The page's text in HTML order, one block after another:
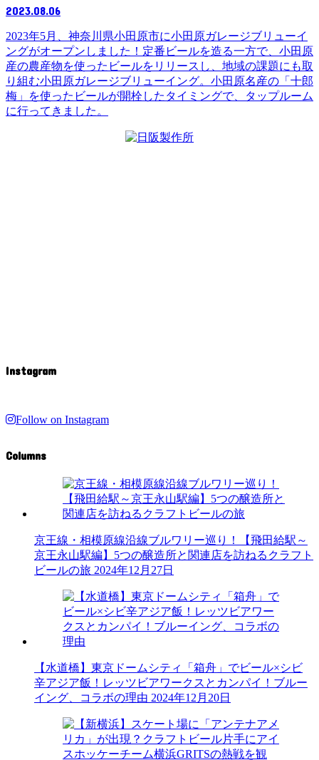
2023.08.06
2023年5月、神奈川県小田原市に小田原ガレージブリューイ
ングがオープンしました！定番ビールを造る一方で、小田原
産の農産物を使ったビールをリリースし、地域の課題にも取
り組む小田原ガレージブリューイング。小田原名産の「十郎
梅」を使ったビールが開栓したタイミングで、タップルーム
に行ってきました。
Instagram
Follow on Instagram
Columns
京王線・相模原線沿線ブルワリー巡り！【飛田給駅～
京王永山駅編】5つの醸造所と関連店を訪ねるクラフト
ビールの旅 2024年12月27日
【水道橋】東京ドームシティ「箱舟」でビール×シビ
辛アジア飯！レッツビアワークスとカンパイ！ブルー
イング、コラボの理由 2024年12月20日